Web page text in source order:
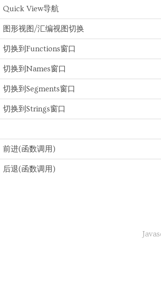
Quick View导航
图形视图/汇编视图切换
切换到Functions窗口
切换到Names窗口
切换到Segments窗口
切换到Strings窗口
前进(函数调用)
后退(函数调用)